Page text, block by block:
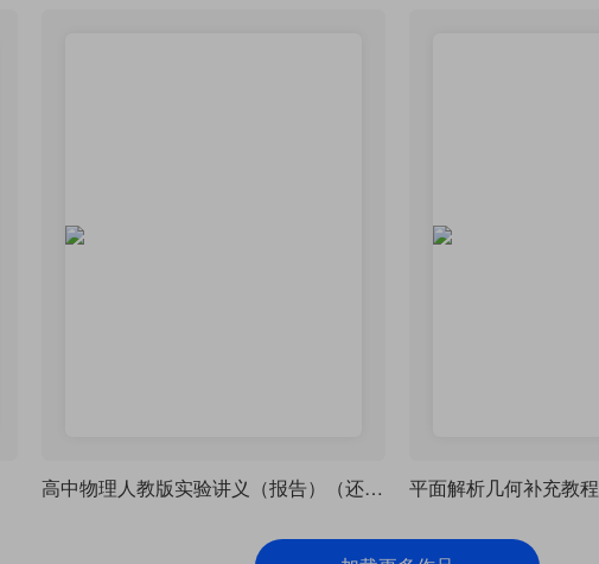
高中物理人教版实验讲义（报告）（还未完全完善） 平面解析几何补充教程